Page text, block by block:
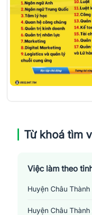
Từ khoá tìm
Việc làm theo
Huyện Châu Thành
Huyện Châu Thành